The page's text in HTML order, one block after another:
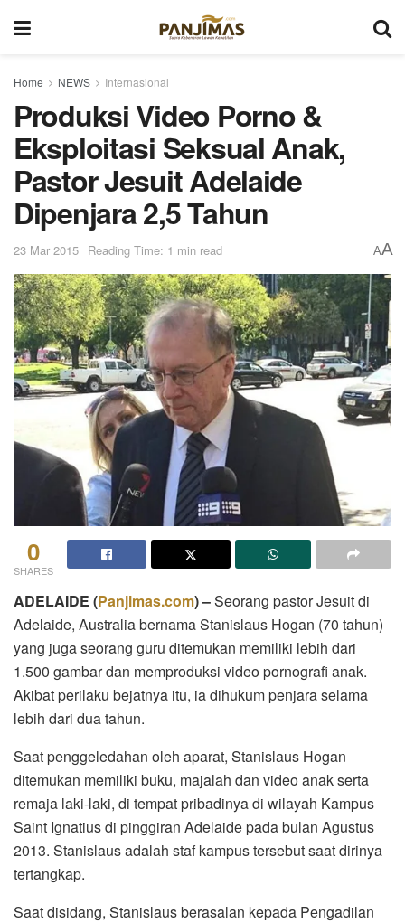
Home NEWS Internasional
Produksi Video Porno &
Eksploitasi Seksual Anak,
Pastor Jesuit Adelaide
Dipenjara 2,5 Tahun
23 Mar 2015 Reading Time: 1 min read AA
0
SHARES
ADELAIDE (Panjimas.com) –Seorang pastor Jesuit di
Adelaide, Australia bernama Stanislaus Hogan (70 tahun)
yang juga seorang guru ditemukan memiliki lebih dari
1.500 gambar dan memproduksi video pornografi anak.
Akibat perilaku bejatnya itu, ia dihukum penjara selama
lebih dari dua tahun.
Saat penggeledahan oleh aparat, Stanislaus Hogan
ditemukan memiliki buku, majalah dan video anak serta
remaja laki-laki, di tempat pribadinya di wilayah Kampus
Saint Ignatius di pinggiran Adelaide pada bulan Agustus
2013. Stanislaus adalah staf kampus tersebut saat dirinya
tertangkap.
Saat disidang, Stanislaus berasalan kepada Pengadilan